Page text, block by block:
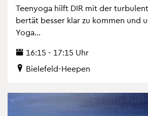
Teen­yo­ga hilft DIR mit der
ber­tät bes­ser klar zu kom­men und
Yoga...
16:15 - 17:15 Uhr
Bie­le­feld-Hee­pen